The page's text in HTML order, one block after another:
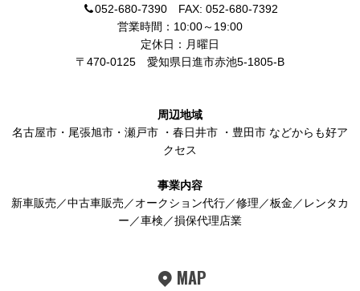
052-680-7390 FAX: 052-680-7392
営業時間：10:00～19:00
定休日：月曜日
〒470-0125 愛知県日進市赤池5-1805-B
周辺地域
名古屋市 ・ 尾張旭市 ・ 瀬戸市 ・ 春日井市 ・ 豊田市 などからも好ア
クセス
事業内容
新車販売／中古車販売／オークション代行／修理／板金／レンタカ
ー／車検／損保代理店業
MAP